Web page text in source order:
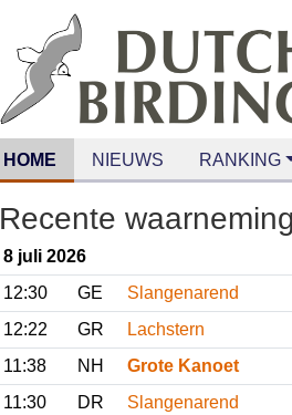
HOME NIEUWS RANKING
Recente
8 juli 2026
12:30
GE
Slangenarend
12:22
GR
Lachstern
11:38
NH
Grote Kanoet
11:30
DR
Slangenarend